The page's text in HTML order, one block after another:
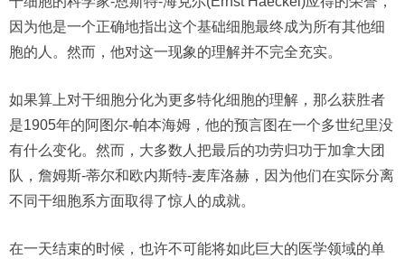
因为他是一个正确地指出这个基础细胞最终成为所有其他细
胞的人。然而，他对这一现象的理解并不完全充实。
如果算上对干细胞分化为更多特化细胞的理解，那么获胜者
是1905年的阿图尔-帕本海姆，他的预言图在一个多世纪里没
有什么变化。然而，大多数人把最后的功劳归功于加拿大团
队，詹姆斯-蒂尔和欧内斯特-麦库洛赫，因为他们在实际分离
不同干细胞系方面取得了惊人的成就。
在一天结束的时候，也许不可能将如此巨大的医学领域的单